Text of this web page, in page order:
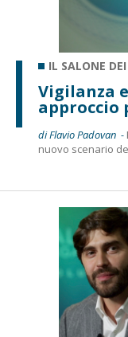
IL SALONE
Vigilanza
approccio
di Flavio Padovan -
nuovo scenario